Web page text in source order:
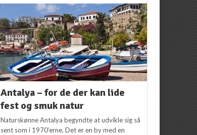
Antalya – for de der kan lide
fest og smuk natur
Naturskønne Antalya begyndte at udvikle sig så
sent som i 1970’erne. Det er en by med en